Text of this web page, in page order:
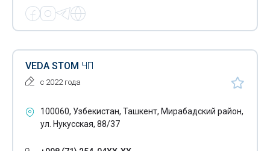
VEDA STOM ЧП
с 2022 года
100060, Узбекистан, Ташкент, Мирабадский район,
ул. Нукусская, 88/37